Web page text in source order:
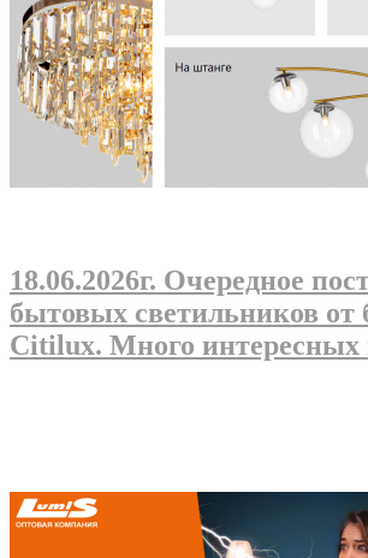
18.06.2026г. Очередное
бытовых светильников от
Citilux. Много интересных